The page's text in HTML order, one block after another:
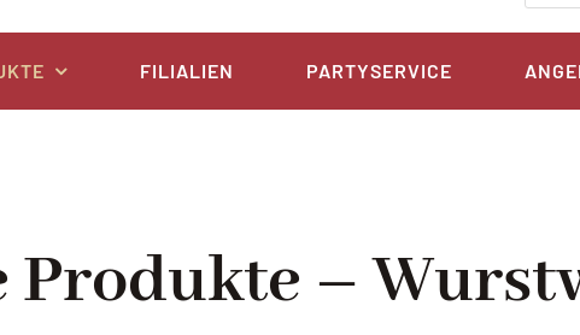
FILIALIEN PARTYSERVICE
Produkte –